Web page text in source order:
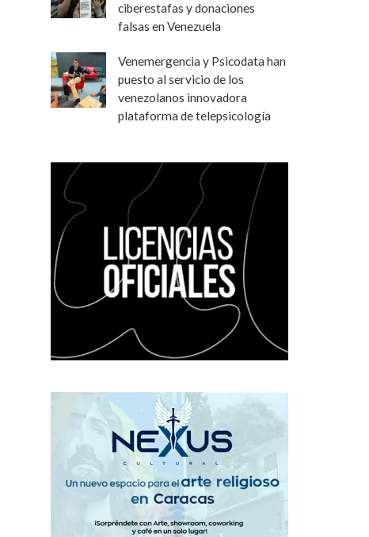
ciberestafas y donaciones
falsas en Venezuela
Venemergencia y Psicodata han
puesto al servicio de los
venezolanos innovadora
plataforma de telepsicología